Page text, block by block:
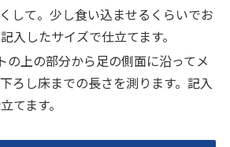
して。少し食い込ませるくらいでお
入したサイズで仕立てます。
の上の部分から足の側面に沿ってメ
ろし床までの長さを測ります。記入
てます。